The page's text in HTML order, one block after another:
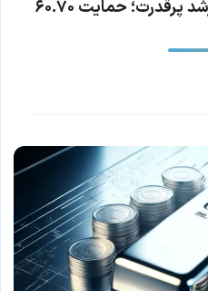
اصلاح قیمت نقره پس از رشد پرقدرت؛ حمایت ۶۰.۷۰